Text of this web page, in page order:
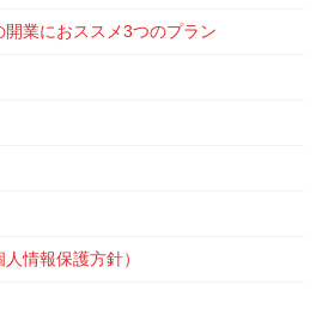
業におススメ3つのプラン
情報保護方針）